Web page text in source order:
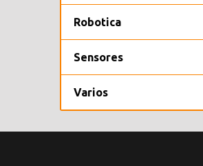
Robotica
Sensores
Varios